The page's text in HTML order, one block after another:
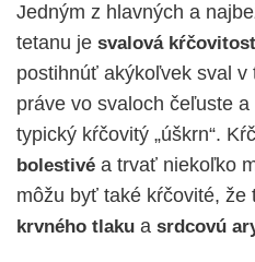
Jedným z hlavných a
tetanu je svalová
postihnúť akýkoľvek sval v
práve vo svaloch čeľuste
typický kŕčovitý „úškrn“.
bolestivé a trvať niekoľko
môžu byť také kŕčovité, že
krvného tlaku a srdcovú